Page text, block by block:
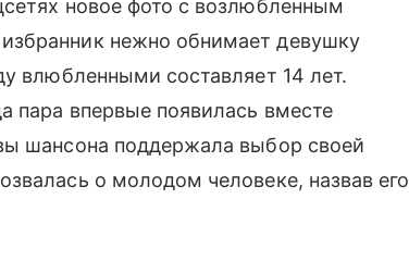
новое фото с возлюбленным
нежно обнимает девушку
влюбленными составляет 14 лет.
пара впервые появилась вместе
шансона поддержала выбор своей
о молодом человеке, назвав его